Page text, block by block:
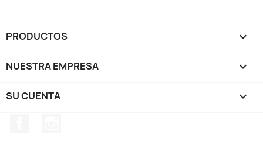
PRODUCTOS 
NUESTRA EMPRESA 
SU CUENTA 